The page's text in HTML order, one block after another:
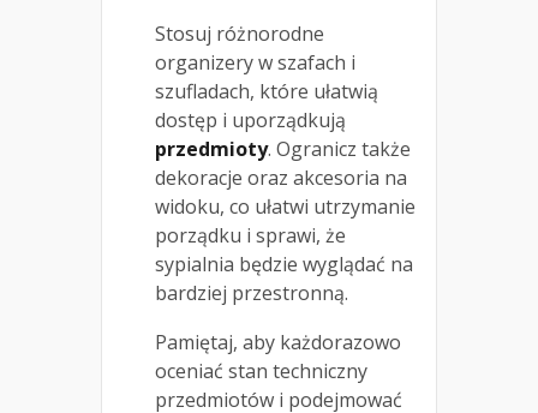
Stosuj różnorodne
organizery w szafach i
szufladach, które ułatwią
dostęp i uporządkują
przedmioty. Ogranicz także
dekoracje oraz akcesoria na
widoku, co ułatwi utrzymanie
porządku i sprawi, że
sypialnia będzie wyglądać na
bardziej przestronną.
Pamiętaj, aby każdorazowo
oceniać stan techniczny
przedmiotów i podejmować